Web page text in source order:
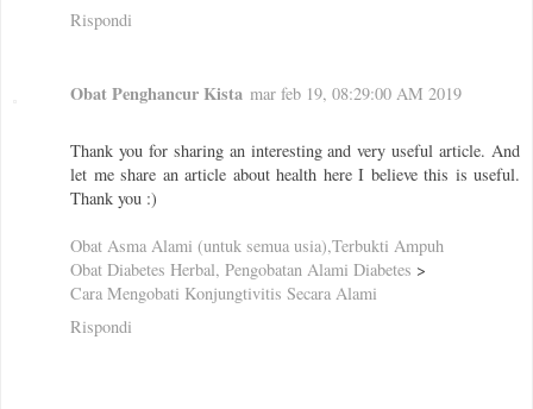
Rispondi
Obat Penghancur Kista mar feb 19, 08:29:00 AM 2019
Thank you for sharing an interesting and very useful article. And
let me share an article about health here I believe this is useful.
Thank you :)
Obat Asma Alami (untuk semua usia),Terbukti Ampuh
Obat Diabetes Herbal, Pengobatan Alami Diabetes >
Cara Mengobati Konjungtivitis Secara Alami
Rispondi